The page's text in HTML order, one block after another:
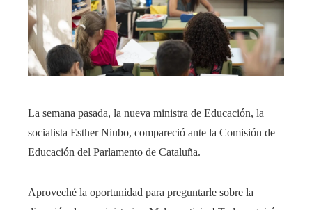
La semana pasada, la nueva ministra de Educación, la
socialista Esther Niubo, compareció ante la Comisión de
Educación del Parlamento de Cataluña.
Aproveché la oportunidad para preguntarle sobre la